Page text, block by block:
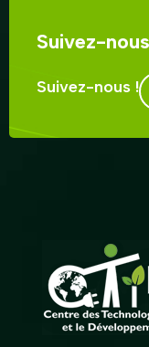
Suivez-
Suivez-nous !